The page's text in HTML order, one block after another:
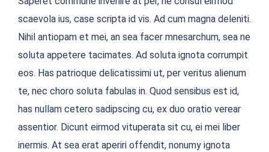
scaevola ius, case scripta id vis. Ad cum magna deleniti.
Nihil antiopam et mei, an sea facer mnesarchum, sea ne
soluta appetere tacimates. Ad soluta ignota corrumpit
eos. Has patrioque delicatissimi ut, per veritus alienum
te, nec choro soluta fabulas in. Quod sensibus est id,
has nullam cetero sadipscing cu, ex duo oratio verear
assentior. Dicunt eirmod vituperata sit cu, ei mei liber
inermis. At sea erat aperiri offendit, nonumy ignota